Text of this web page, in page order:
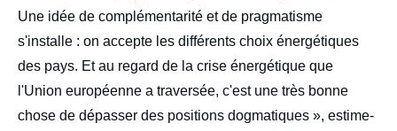
Une idée de complémentarité et de pragmatisme
s'installe : on accepte les différents choix énergétiques
des pays. Et au regard de la crise énergétique que
l'Union européenne a traversée, c'est une très bonne
chose de dépasser des positions dogmatiques », estime-